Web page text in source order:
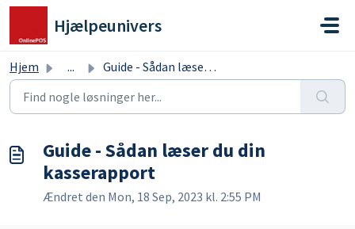
Gå til hovedindhold
Hjælpeunivers
Hjem ... Guide - Sådan læser du din kasserapport
Guide - Sådan læser du din
kasserapport
Ændret den Mon, 18 Sep, 2023 kl. 2:55 PM